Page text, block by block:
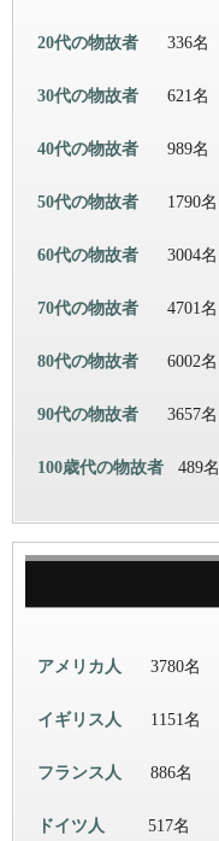
20代の物故者 336名
30代の物故者 621名
40代の物故者 989名
50代の物故者 1790名
60代の物故者 3004名
70代の物故者 4701名
80代の物故者 6002名
90代の物故者 3657名
100歳代の物故者 489名
アメリカ人 3780名
イギリス人 1151名
フランス人 886名
ドイツ人 517名